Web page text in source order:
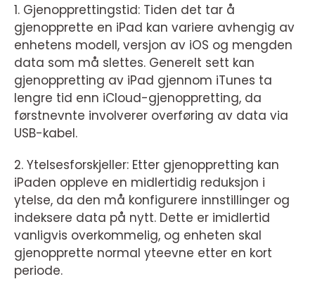
1. Gjenopprettingstid: Tiden det tar å
gjenopprette en iPad kan variere avhengig av
enhetens modell, versjon av iOS og mengden
data som må slettes. Generelt sett kan
gjenoppretting av iPad gjennom iTunes ta
lengre tid enn iCloud-gjenoppretting, da
førstnevnte involverer overføring av data via
USB-kabel.
2. Ytelsesforskjeller: Etter gjenoppretting kan
iPaden oppleve en midlertidig reduksjon i
ytelse, da den må konfigurere innstillinger og
indeksere data på nytt. Dette er imidlertid
vanligvis overkommelig, og enheten skal
gjenopprette normal yteevne etter en kort
periode.